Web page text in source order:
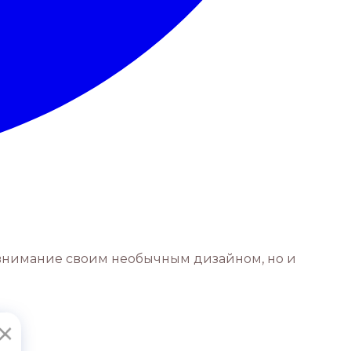
своим необычным дизайном, но и